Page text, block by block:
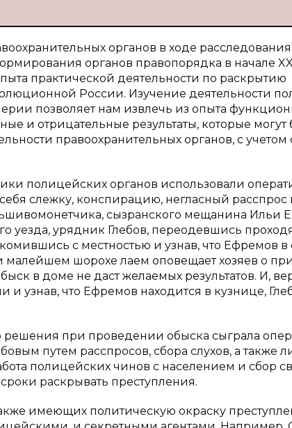
органов в ходе
органов правопорядка в начале
практической деятельности по раскрытию
России. Изучение деятельности
позволяет нам извлечь из опыта
и отрицательные результаты, которые могут
правоохранительных органов, с
полицейских органов использовали
слежку, конспирацию, негласный расспрос
сызранского мещанина Ильи
уезда, урядник Глебов, переодевшись
с местностью и узнав, что Ефремов в
малейшем шорохе лаем оповещает хозяев о
в доме не даст желаемых результатов. И,
узнав, что Ефремов находится в кузнице,
при проведении обыска сыграла
путем расспросов, сбора слухов, а также
полицейских чинов с населением и сбор
раскрывать преступления.
имеющих политическую окраску